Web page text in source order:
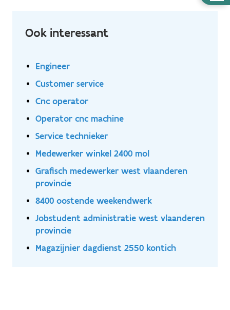
Ook interessant
Engineer
Customer service
Cnc operator
Operator cnc machine
Service technieker
Medewerker winkel 2400 mol
Grafisch medewerker west vlaanderen
provincie
8400 oostende weekendwerk
Jobstudent administratie west vlaanderen
provincie
Magazijnier dagdienst 2550 kontich